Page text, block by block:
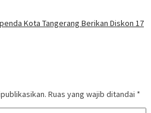
Kota Tangerang Berikan Diskon 17
Ruas yang wajib ditandai *